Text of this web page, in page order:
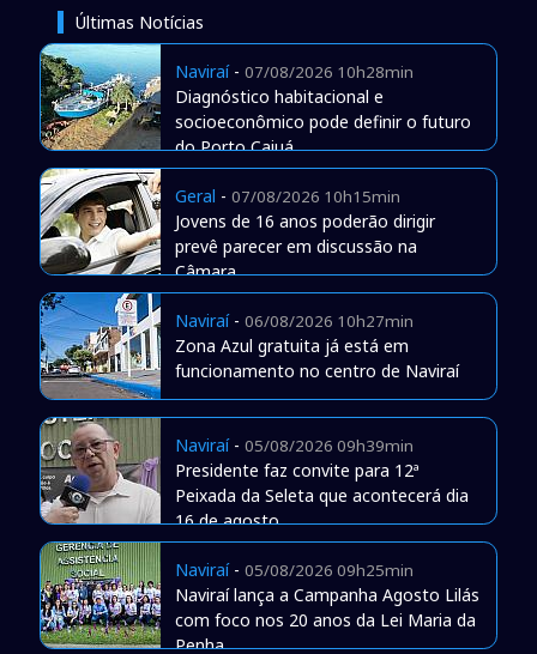
Últimas Notícias
Naviraí- 07/08/2026 10h28min
Diagnóstico habitacional e
socioeconômico pode definir o futuro
do Porto Caiuá
Geral - 07/08/2026 10h15min
Jovens de 16 anos poderão dirigir
prevê parecer em discussão na
Câmara
Naviraí- 06/08/2026 10h27min
Zona Azul gratuita já está em
funcionamento no centro de Naviraí
Naviraí- 05/08/2026 09h39min
Presidente faz convite para 12ª
Peixada da Seleta que acontecerá dia
16 de agosto
Naviraí- 05/08/2026 09h25min
Naviraí lança a Campanha Agosto Lilás
com foco nos 20 anos da Lei Maria da
Penha